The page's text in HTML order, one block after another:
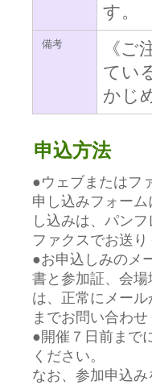
す。
備考
《ご
てい
かじ
申込方法
●ウェブまたはフ
申し込みフォー
し込みは、パン
ファクスでお送り
●お申込しみのメ
書と参加証、会
は、正常にメー
までお問い合わせ
●開催７日前まで
ください。
なお、参加申込